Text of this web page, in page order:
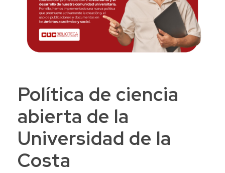
Política de ciencia
abierta de la
Universidad de la
Costa